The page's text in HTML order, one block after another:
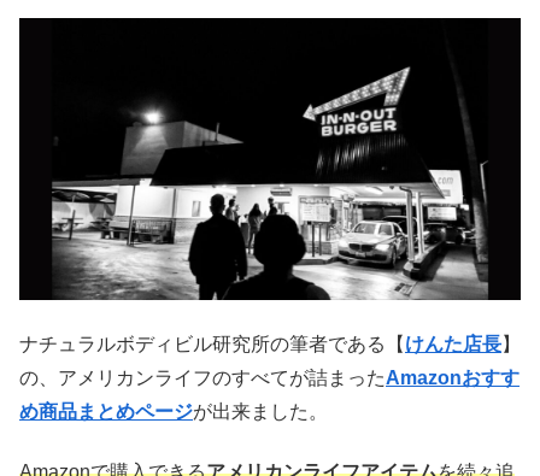
ナチュラルボディビル研究所の筆者である【 けんた店長】
の、アメリカンライフのすべてが詰まったAmazonおすす
め商品まとめページが出来ました。
Amazonで購入できるアメリカンライフアイテムを続々追